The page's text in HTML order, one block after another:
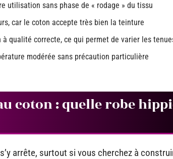
utilisation sans phase de « rodage » du tissu
car le coton accepte très bien la teinture
qualité correcte, ce qui permet de varier les
modérée sans précaution particulière
coton : quelle robe
arrête, surtout si vous cherchez à